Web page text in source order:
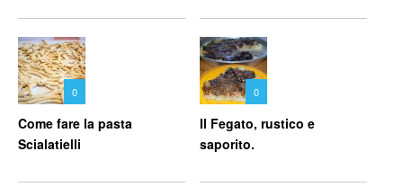
0
Come fare la pasta
Scialatielli
0
Il Fegato, rustico e
saporito.